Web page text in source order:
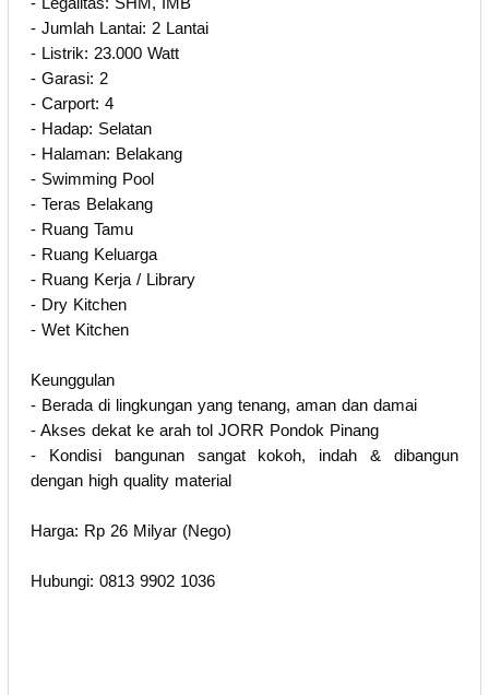
- Jumlah Lantai: 2 Lantai
- Listrik: 23.000 Watt
- Garasi: 2
- Carport: 4
- Hadap: Selatan
- Halaman: Belakang
- Swimming Pool
- Teras Belakang
- Ruang Tamu
- Ruang Keluarga
- Ruang Kerja / Library
- Dry Kitchen
- Wet Kitchen
Keunggulan
- Berada di lingkungan yang tenang, aman dan damai
- Akses dekat ke arah tol JORR Pondok Pinang
- Kondisi bangunan sangat kokoh, indah & dibangun
dengan high quality material
Harga: Rp 26 Milyar (Nego)
Hubungi: 0813 9902 1036